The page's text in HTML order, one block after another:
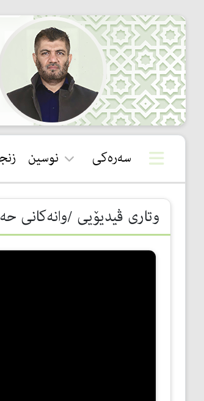
سەرەکی نوسین
قورئان
سوننەت
وتاری ڤیدیۆیی /وانەكانی حەج وعومرە/50-